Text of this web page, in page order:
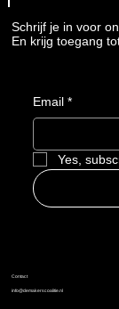
Schrijf je in voor
En krijg toegang
Email *
Yes,
Contact
info@demakerscoalitie.nl